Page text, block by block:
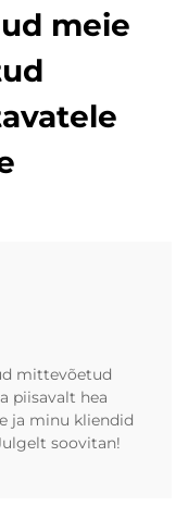
meie
mittevõetud
piisavalt hea
ja minu kliendid
soovitan!